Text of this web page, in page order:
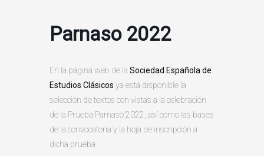
Parnaso 2022
En la página web de la Sociedad Española de
Estudios Clásicos ya está disponible la
selección de textos con vistas a la celebración
de la Prueba Parnaso 2022, así como las bases
de la convocatoria y la hoja de inscripción a
dicha prueba.